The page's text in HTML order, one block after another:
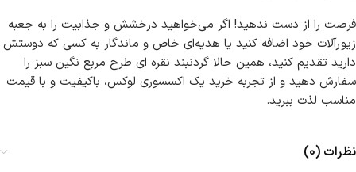
فرصت را از دست ندهید! اگر می‌خواهید درخشش و جذابیت را به جعبه
زیورآلات خود اضافه کنید یا هدیه‌ای خاص و ماندگار به کسی که دوستش
دارید تقدیم کنید، همین حالا گردنبند نقره ای طرح مربع نگین سبز را
سفارش دهید و از تجربه خرید یک اکسسوری لوکس، باکیفیت و با قیمت
مناسب لذت ببرید.
نظرات (0)